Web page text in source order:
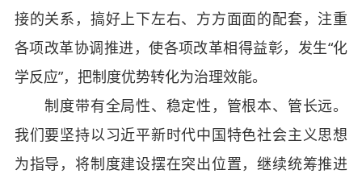
接的关系，搞好上下左右、方方面面的配套，注重
各项改革协调推进，使各项改革相得益彰，发生“化
学反应”，把制度优势转化为治理效能。
制度带有全局性、稳定性，管根本、管长远。
我们要坚持以习近平新时代中国特色社会主义思想
为指导，将制度建设摆在突出位置，继续统筹推进